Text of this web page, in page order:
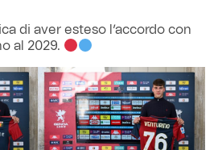
mio cuor
di aver esteso l’accordo con
al 2029.